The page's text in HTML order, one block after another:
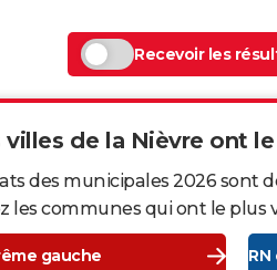
Recevoir les
villes de la Nièvre ont
des municipales 2026 sont
les communes qui ont le plus
gauche